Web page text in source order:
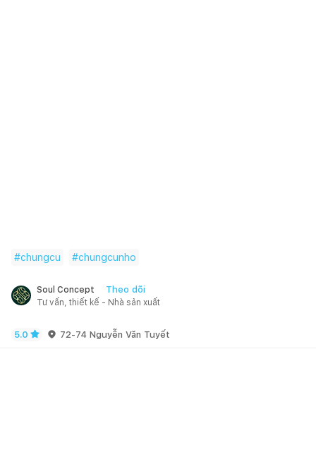
#chungcu #chungcunho
Soul Concept Theo dõi
Tư vấn, thiết kế - Nhà sản xuất
5.0 72-74 Nguyễn Văn Tuyết